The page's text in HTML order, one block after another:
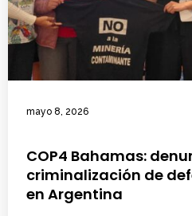
mayo 8, 2026
COP4 Bahamas:
criminalización de
en Argentina